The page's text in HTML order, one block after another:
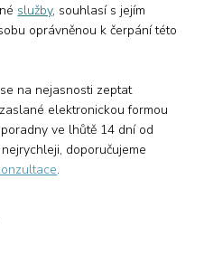
služby, souhlasí s jejím
oprávněnou k čerpání této
na nejasnosti zeptat
elektronickou formou
ve lhůtě 14 dní od
doporučujeme
.